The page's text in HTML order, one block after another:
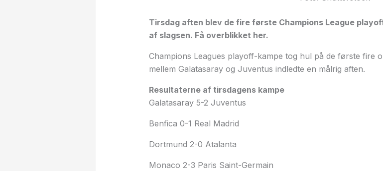
Tirsdag aften blev de fire første Champions League
af slagsen. Få overblikket her.
Champions Leagues playoff-kampe tog hul på de første fire
mellem Galatasaray og Juventus indledte en målrig aften.
Resultaterne af tirsdagens kampe
Galatasaray 5-2 Juventus
Benfica 0-1 Real Madrid
Dortmund 2-0 Atalanta
Monaco 2-3 Paris Saint-Germain